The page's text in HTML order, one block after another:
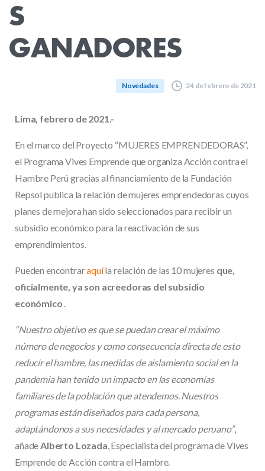
S
GANADORES
Novedades 24 de febrero de 2021
Lima, febrero de 2021.-
En el marco del Proyecto “MUJERES EMPRENDEDORAS”,
el Programa Vives Emprende que organiza Acción contra el
Hambre Perú gracias al financiamiento de la Fundación
Repsol publica la relación de mujeres emprendedoras cuyos
planes de mejora han sido seleccionados para recibir un
subsidio económico para la reactivación de sus
emprendimientos.
Pueden encontraraquíla relación de las 10 mujeres que,
oficialmente, ya son acreedoras del subsidio
económico .
“Nuestro objetivo es que se puedan crear el máximo
número de negocios y como consecuencia directa de esto
reducir el hambre, las medidas de aislamiento social en la
pandemia han tenido un impacto en las economías
familiares de la población que atendemos. Nuestros
programas están diseñados para cada persona,
adaptándonos a sus necesidades y al mercado peruano”,
añadeAlberto Lozada, Especialista del programa de Vives
Emprende de Acción contra el Hambre.